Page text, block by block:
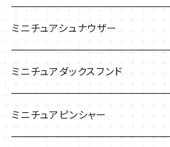
ケース
ケース
バッグ
ケース
ミニチュアシュナウザー
Tシャツ
バッグ
ミニチュアダックスフンド
Ｔシャツ
ミニチュアピンシャー